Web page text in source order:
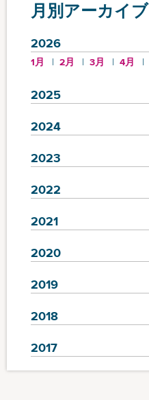
月別アーカイブ
2026
1月 2月 3月 4月
2025
2024
2023
2022
2021
2020
2019
2018
2017